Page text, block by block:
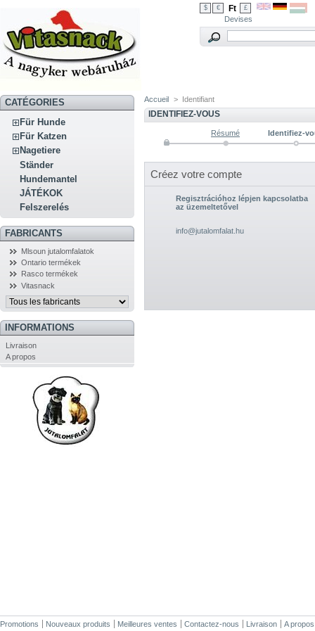
$ € Ft £
Devises
CATÉGORIES
Für Hunde
Für Katzen
Nagetiere
Ständer
Hundemantel
JÁTÉKOK
Felszerelés
FABRICANTS
Mlsoun jutalomfalatok
Ontario termékek
Rasco termékek
Vitasnack
INFORMATIONS
Livraison
A propos
Accueil > Identifiant
IDENTIFIEZ-VOUS
Résumé Identifiez-
Créez votre compte
Regisztrációhoz lépjen kapcsolatba
az üzemeltetővel
info@jutalomfalat.hu
Promotions Nouveaux produits Meilleures ventes Contactez-nous Livraison A propos